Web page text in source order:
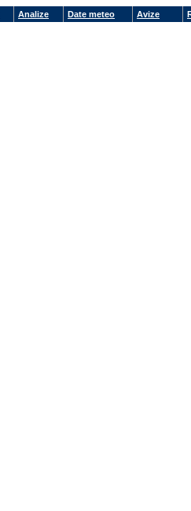
Analize Date meteo Avize